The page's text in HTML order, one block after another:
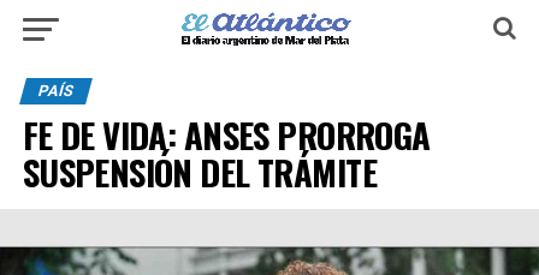
PAÍS
FE DE VIDA: ANSES PRORROGA
SUSPENSIÓN DEL TRÁMITE